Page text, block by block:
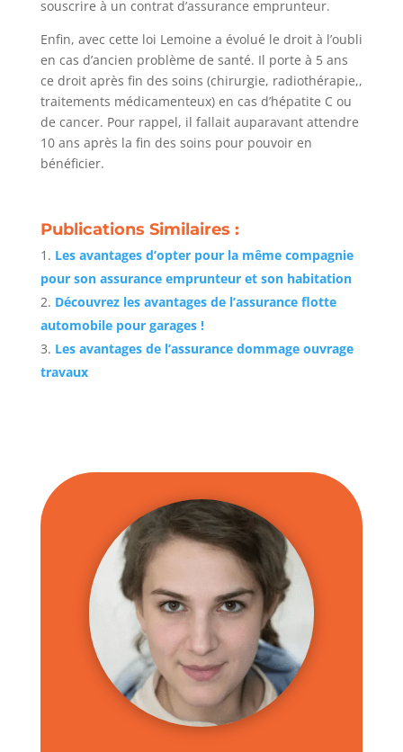
souscrire à un contrat d’assurance emprunteur.
Enfin, avec cette loi Lemoine a évolué le droit à l’oubli
en cas d’ancien problème de santé. Il porte à 5 ans
ce droit après fin des soins (chirurgie, radiothérapie,,
traitements médicamenteux) en cas d’hépatite C ou
de cancer. Pour rappel, il fallait auparavant attendre
10 ans après la fin des soins pour pouvoir en
bénéficier.
Publications Similaires :
Les avantages d’opter pour la même compagnie
pour son assurance emprunteur et son habitation
Découvrez les avantages de l’assurance flotte
automobile pour garages !
Les avantages de l’assurance dommage ouvrage
travaux